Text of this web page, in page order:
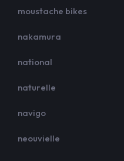
moustache bikes
nakamura
national
naturelle
navigo
neouvielle